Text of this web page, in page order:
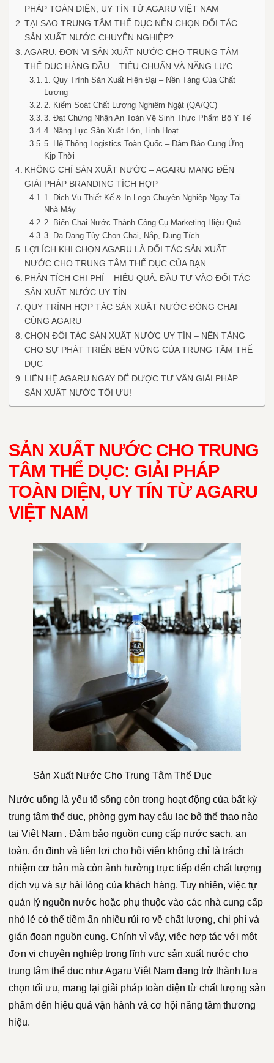
PHÁP TOÀN DIỆN, UY TÍN TỪ AGARU VIỆT NAM
TẠI SAO TRUNG TÂM THỂ DỤC NÊN CHỌN ĐỐI TÁC
SẢN XUẤT NƯỚC CHUYÊN NGHIỆP?
AGARU: ĐƠN VỊ SẢN XUẤT NƯỚC CHO TRUNG TÂM
THỂ DỤC HÀNG ĐẦU – TIÊU CHUẨN VÀ NĂNG LỰC
1. Quy Trình Sản Xuất Hiện Đại – Nền Tảng Của Chất
Lượng
2. Kiểm Soát Chất Lượng Nghiêm Ngặt (QA/QC)
3. Đạt Chứng Nhận An Toàn Vệ Sinh Thực Phẩm Bộ Y Tế
4. Năng Lực Sản Xuất Lớn, Linh Hoạt
5. Hệ Thống Logistics Toàn Quốc – Đảm Bảo Cung Ứng
Kịp Thời
KHÔNG CHỈ SẢN XUẤT NƯỚC – AGARU MANG ĐẾN
GIẢI PHÁP BRANDING TÍCH HỢP
1. Dịch Vụ Thiết Kế & In Logo Chuyên Nghiệp Ngay Tại
Nhà Máy
2. Biến Chai Nước Thành Công Cụ Marketing Hiệu Quả
3. Đa Dạng Tùy Chọn Chai, Nắp, Dung Tích
LỢI ÍCH KHI CHỌN AGARU LÀ ĐỐI TÁC SẢN XUẤT
NƯỚC CHO TRUNG TÂM THỂ DỤC CỦA BẠN
PHÂN TÍCH CHI PHÍ – HIỆU QUẢ: ĐẦU TƯ VÀO ĐỐI TÁC
SẢN XUẤT NƯỚC UY TÍN
QUY TRÌNH HỢP TÁC SẢN XUẤT NƯỚC ĐÓNG CHAI
CÙNG AGARU
CHỌN ĐỐI TÁC SẢN XUẤT NƯỚC UY TÍN – NỀN TẢNG
CHO SỰ PHÁT TRIỂN BỀN VỮNG CỦA TRUNG TÂM THỂ
DỤC
LIÊN HỆ AGARU NGAY ĐỂ ĐƯỢC TƯ VẤN GIẢI PHÁP
SẢN XUẤT NƯỚC TỐI ƯU!
SẢN XUẤT NƯỚC CHO TRUNG
TÂM THỂ DỤC: GIẢI PHÁP
TOÀN DIỆN, UY TÍN TỪ AGARU
VIỆT NAM
Sản Xuất Nước Cho Trung Tâm Thể Dục
Nước uống là yếu tố sống còn trong hoạt động của bất kỳ
trung tâm thể dục, phòng gym hay câu lạc bộ thể thao nào
tại Việt Nam . Đảm bảo nguồn cung cấp nước sạch, an
toàn, ổn định và tiện lợi cho hội viên không chỉ là trách
nhiệm cơ bản mà còn ảnh hưởng trực tiếp đến chất lượng
dịch vụ và sự hài lòng của khách hàng. Tuy nhiên, việc tự
quản lý nguồn nước hoặc phụ thuộc vào các nhà cung cấp
nhỏ lẻ có thể tiềm ẩn nhiều rủi ro về chất lượng, chi phí và
gián đoạn nguồn cung. Chính vì vậy, việc hợp tác với một
đơn vị chuyên nghiệp trong lĩnh vực sản xuất nước cho
trung tâm thể dục như Agaru Việt Nam đang trở thành lựa
chọn tối ưu, mang lại giải pháp toàn diện từ chất lượng sản
phẩm đến hiệu quả vận hành và cơ hội nâng tầm thương
hiệu.